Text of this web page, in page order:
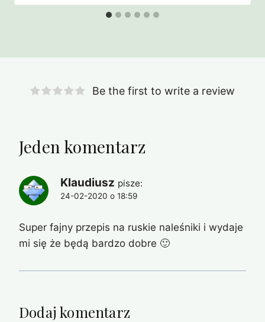
Be the first to write a review
Jeden komentarz
Klaudiusz pisze:
24-02-2020 o 18:59
Super fajny przepis na ruskie naleśniki i wydaje
mi się że będą bardzo dobre 🙂
Dodaj komentarz